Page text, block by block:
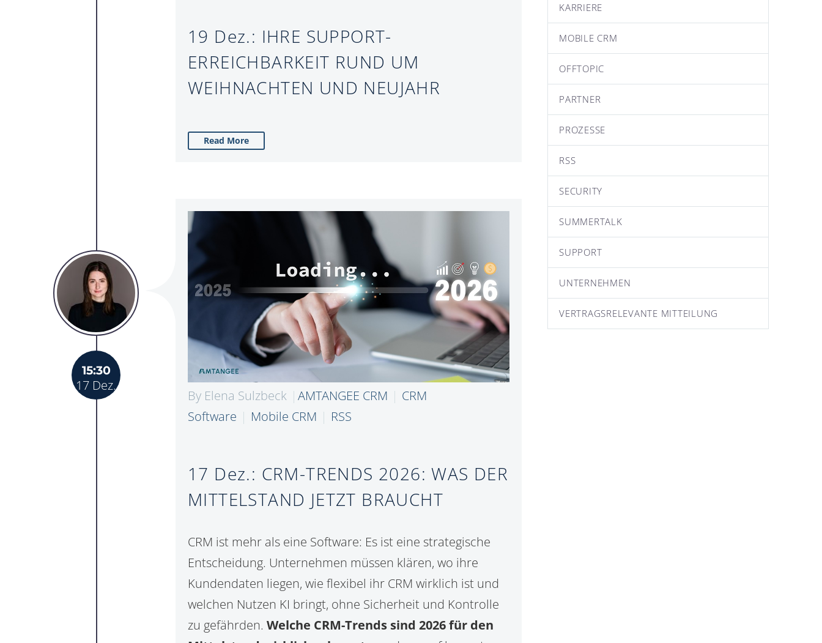
19 Dez.: IHRE SUPPORT-
ERREICHBARKEIT RUND UM
WEIHNACHTEN UND NEUJAHR
Read More
15:30
17 Dez.
By Elena Sulzbeck AMTANGEE CRM
CRM
Software
Mobile CRM RSS
17 Dez.: CRM-TRENDS 2026: WAS DER
MITTELSTAND JETZT BRAUCHT
CRM ist mehr als eine Software: Es ist eine strategische
Entscheidung. Unternehmen müssen klären, wo ihre
Kundendaten liegen, wie flexibel ihr CRM wirklich ist und
welchen Nutzen KI bringt, ohne Sicherheit und Kontrolle
zu gefährden. Welche CRM-Trends sind 2026 für den
KARRIERE
MOBILE CRM
OFFTOPIC
PARTNER
PROZESSE
RSS
SECURITY
SUMMERTALK
SUPPORT
UNTERNEHMEN
VERTRAGSRELEVANTE MITTEILUNG